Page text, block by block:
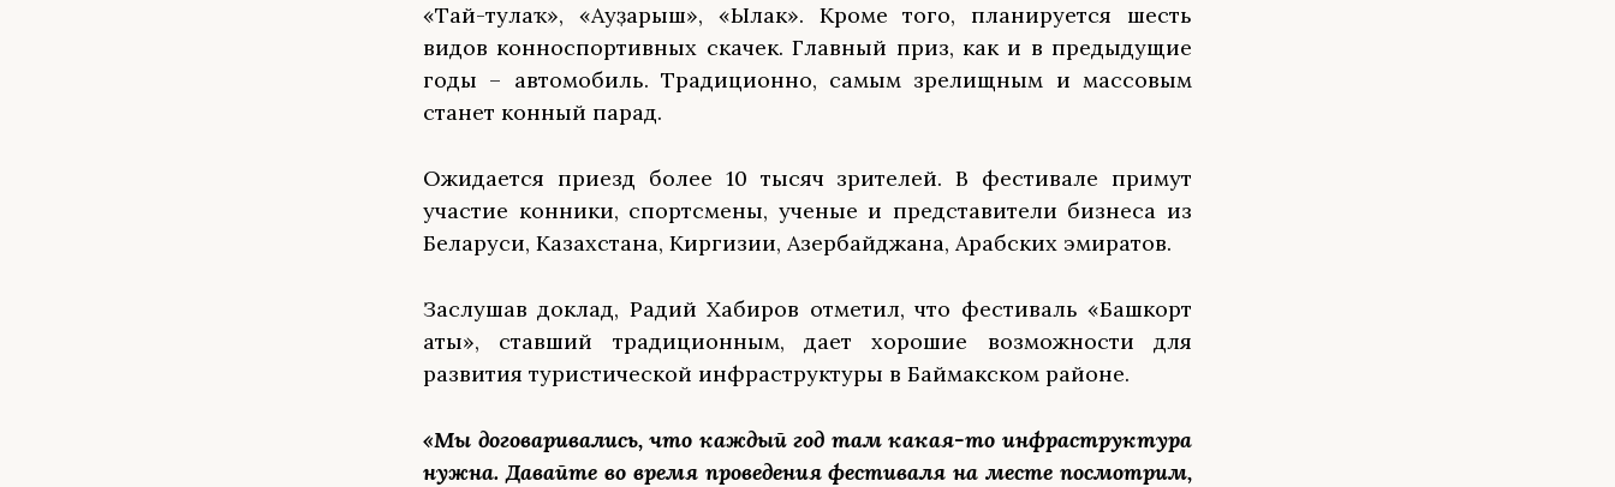
«Тай-тулаҡ», «Ауҙарыш», «Ылак». Кроме того, планируется шесть
видов конноспортивных скачек. Главный приз, как и в предыдущие
годы – автомобиль. Традиционно, самым зрелищным и массовым
станет конный парад.
Ожидается приезд более 10 тысяч зрителей. В фестивале примут
участие конники, спортсмены, ученые и представители бизнеса из
Беларуси, Казахстана, Киргизии, Азербайджана, Арабских эмиратов.
Заслушав доклад, Радий Хабиров отметил, что фестиваль «Башкорт
аты», ставший традиционным, дает хорошие возможности для
развития туристической инфраструктуры в Баймакском районе.
«Мы договаривались, что каждый год там какая-то инфраструктура
нужна. Давайте во время проведения фестиваля на месте посмотрим,